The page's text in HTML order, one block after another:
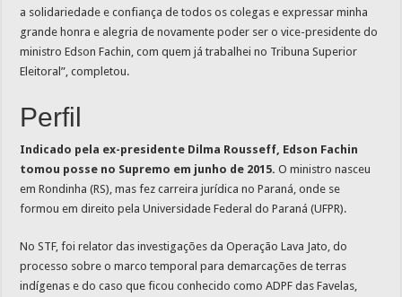
a solidariedade e confiança de todos os colegas e expressar minha
grande honra e alegria de novamente poder ser o vice-presidente do
ministro Edson Fachin, com quem já trabalhei no Tribuna Superior
Eleitoral”, completou.
Perfil
Indicado pela ex-presidente Dilma Rousseff, Edson Fachin
tomou posse no Supremo em junho de 2015. O ministro nasceu
em Rondinha (RS), mas fez carreira jurídica no Paraná, onde se
formou em direito pela Universidade Federal do Paraná (UFPR).
No STF, foi relator das investigações da Operação Lava Jato, do
processo sobre o marco temporal para demarcações de terras
indígenas e do caso que ficou conhecido como ADPF das Favelas,